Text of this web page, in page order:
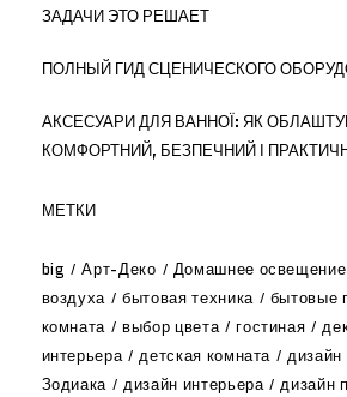
ЗАДАЧИ ЭТО РЕШАЕТ
ПОЛНЫЙ ГИД СЦЕНИЧЕСКОГО
АКСЕСУАРИ ДЛЯ ВАННОЇ: ЯК
КОМФОРТНИЙ, БЕЗПЕЧНИЙ І
МЕТКИ
big Арт-Деко Домашнее освещение
воздуха
бытовая техника бытовые
комната
выбор цвета гостиная
интерьера
детская комната
дизайн
Зодиака
дизайн интерьера дизайн